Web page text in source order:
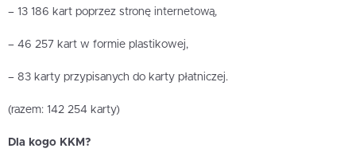
– 13 186 kart poprzez stronę internetową,
– 46 257 kart w formie plastikowej,
– 83 karty przypisanych do karty płatniczej.
(razem: 142 254 karty)
Dla kogo KKM?